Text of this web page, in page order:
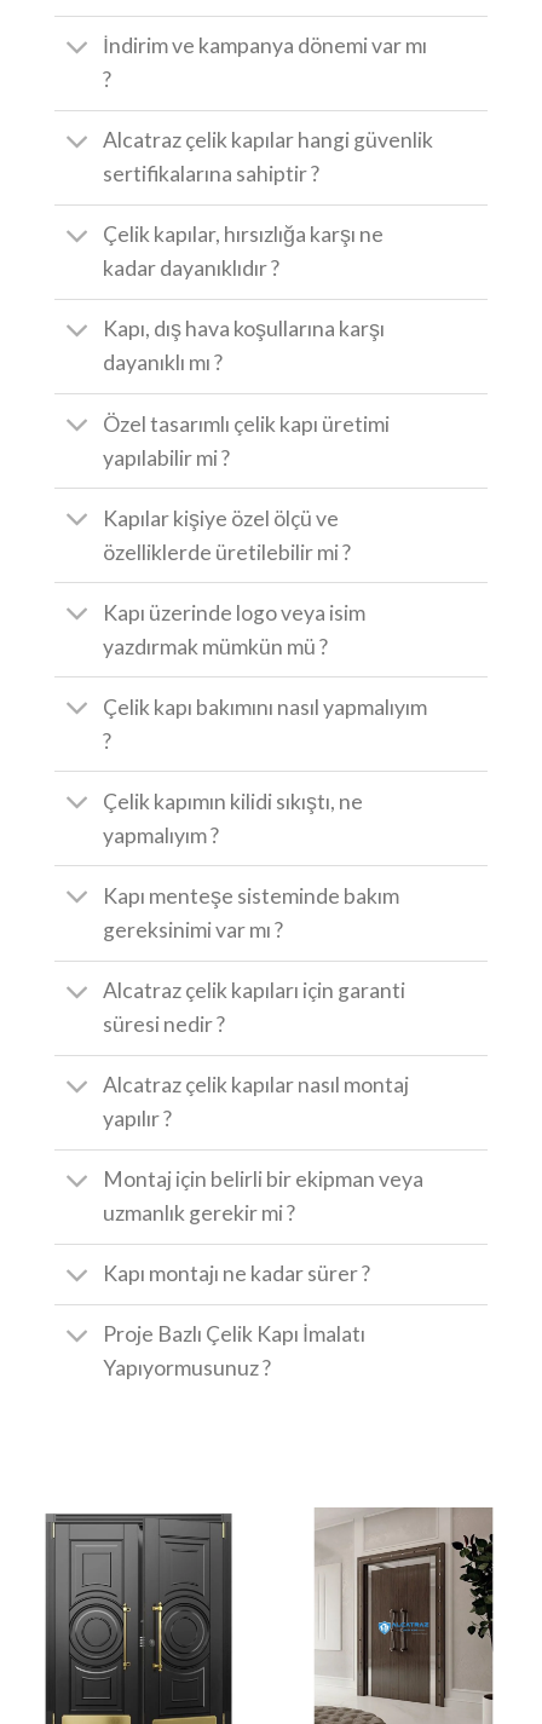
İndirim ve kampanya dönemi var mı
?
Alcatraz çelik kapılar hangi güvenlik
sertifikalarına sahiptir ?
Çelik kapılar, hırsızlığa karşı ne
kadar dayanıklıdır ?
Kapı, dış hava koşullarına karşı
dayanıklı mı ?
Özel tasarımlı çelik kapı üretimi
yapılabilir mi ?
Kapılar kişiye özel ölçü ve
özelliklerde üretilebilir mi ?
Kapı üzerinde logo veya isim
yazdırmak mümkün mü ?
Çelik kapı bakımını nasıl yapmalıyım
?
Çelik kapımın kilidi sıkıştı, ne
yapmalıyım ?
Kapı menteşe sisteminde bakım
gereksinimi var mı ?
Alcatraz çelik kapıları için garanti
süresi nedir ?
Alcatraz çelik kapılar nasıl montaj
yapılır ?
Montaj için belirli bir ekipman veya
uzmanlık gerekir mi ?
Kapı montajı ne kadar sürer ?
Proje Bazlı Çelik Kapı İmalatı
Yapıyormusunuz ?